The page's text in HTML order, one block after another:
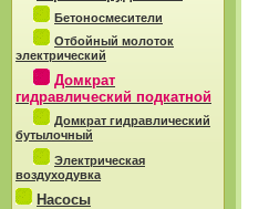
Бетоносмесители
Отбойный молоток
электрический
Домкрат
гидравлический подкатной
Домкрат гидравлический
бутылочный
Электрическая
воздуходувка
Насосы